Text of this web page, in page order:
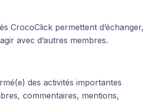
CrocoClick permettent d’échanger,
avec d’autres membres.
des activités importantes
commentaires, mentions,